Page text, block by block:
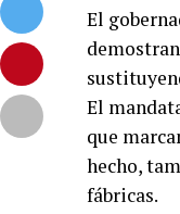
El
El
que
hecho,
fábricas.